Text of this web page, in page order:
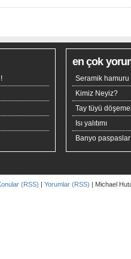
en çok
Seramik hamuru
Kimiz Neyiz?
Tay tüyü
Isı yalıtımı
Banyo
(RSS) | Yorumlar (RSS) | Michael